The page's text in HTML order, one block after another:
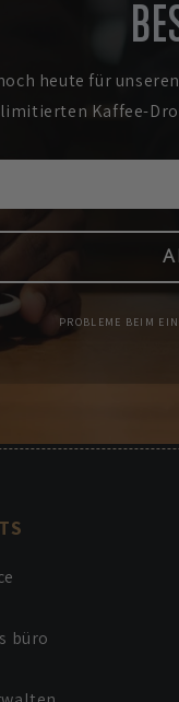
heute für
limitierten Kaffee-
PROBLEME BEIM
büro